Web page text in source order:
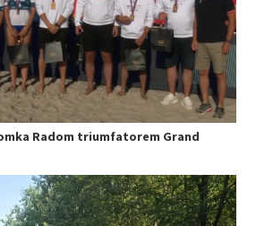
Radom triumfatorem Grand